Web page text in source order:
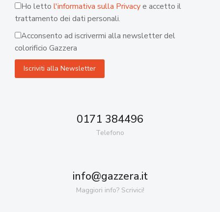
Ho letto l'informativa sulla Privacye accetto il
trattamento dei dati personali.
Acconsento ad iscrivermi alla newsletter del
colorificio Gazzera
0171 384496
Telefono
info@gazzera.it
Maggiori info? Scrivici!